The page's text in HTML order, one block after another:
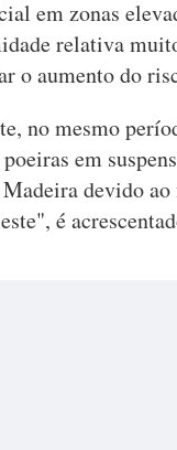
em zonas
relativa
o aumento do
no mesmo
em
devido
é